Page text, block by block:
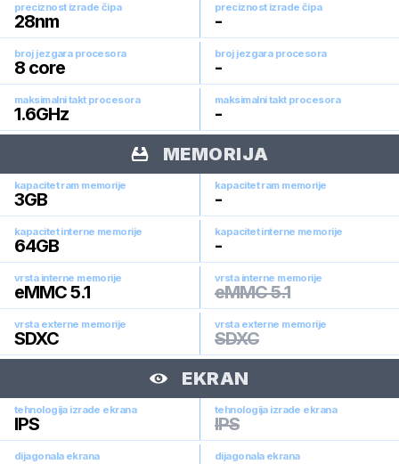
preciznost izrade čipa
28nm
preciznost izrade čipa
-
broj jezgara procesora
8 core
broj jezgara procesora
-
maksimalni takt procesora
1.6GHz
maksimalni takt procesora
-
MEMORIJA
kapacitet ram memorije
3GB
kapacitet ram memorije
-
kapacitet interne memorije
64GB
kapacitet interne memorije
-
vrsta interne memorije
eMMC 5.1
vrsta interne memorije
eMMC 5.1
vrsta externe memorije
SDXC
vrsta externe memorije
SDXC
EKRAN
tehnologija izrade ekrana
IPS
tehnologija izrade ekrana
IPS
dijagonala ekrana dijagonala ekrana